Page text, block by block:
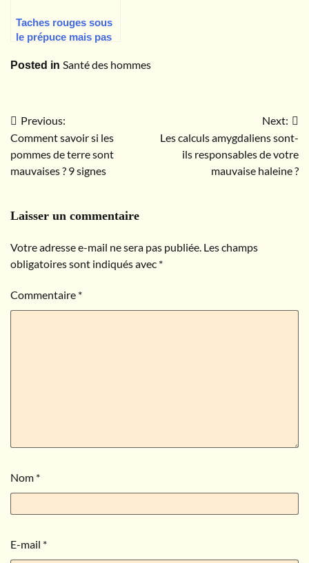
Taches rouges sous
le prépuce mais pas
Causes possibles et
Posted in Santé des hommes
Navigation
de
l’article
Previous:
Comment savoir si les
pommes de terre sont
mauvaises ? 9 signes
Next:
Les calculs amygdaliens sont-
ils responsables de votre
mauvaise haleine ?
Laisser un commentaire
Votre adresse e-mail ne sera pas publiée. Les champs
obligatoires sont indiqués avec *
Commentaire *
Nom *
E-mail *